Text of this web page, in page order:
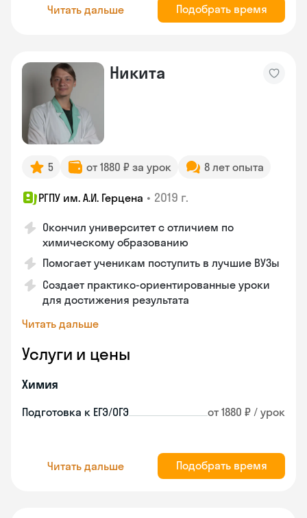
Читать дальше Подобрать время
Никита
5 от 1880 ₽ за урок 8 лет опыта
РГПУ им. А.И. Герцена • 2019 г.
Окончил университет с отличием по
химическому образованию
Помогает ученикам поступить в лучшие ВУЗы
Создает практико-ориентированные уроки
для достижения результата
Читать дальше
Услуги и цены
Химия
Подготовка к ЕГЭ/ОГЭ от 1880 ₽ / урок
Читать дальше Подобрать время